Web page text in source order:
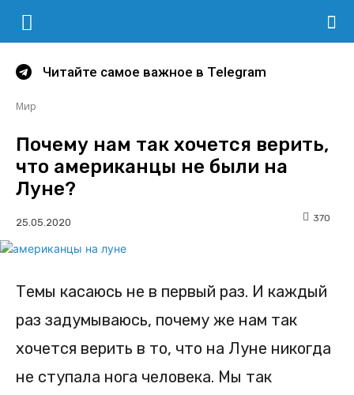
Читайте самое важное в Telegram
Мир
Почему нам так хочется верить,
что американцы не были на
Луне?
370
Темы касаюсь не в первый раз. И каждый
раз задумываюсь, почему же нам так
хочется верить в то, что на Луне никогда
не ступала нога человека. Мы так